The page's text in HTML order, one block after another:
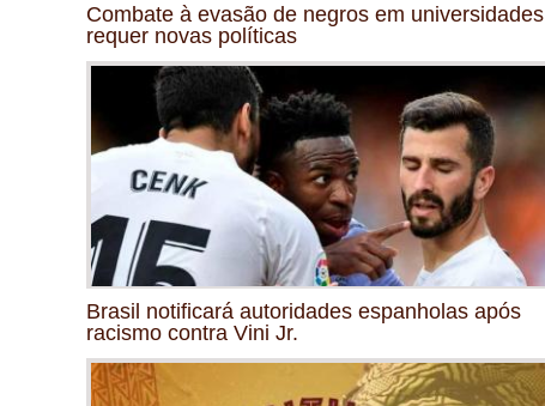
Combate à evasão de negros em universidades
requer novas políticas
Brasil notificará autoridades espanholas após
racismo contra Vini Jr.